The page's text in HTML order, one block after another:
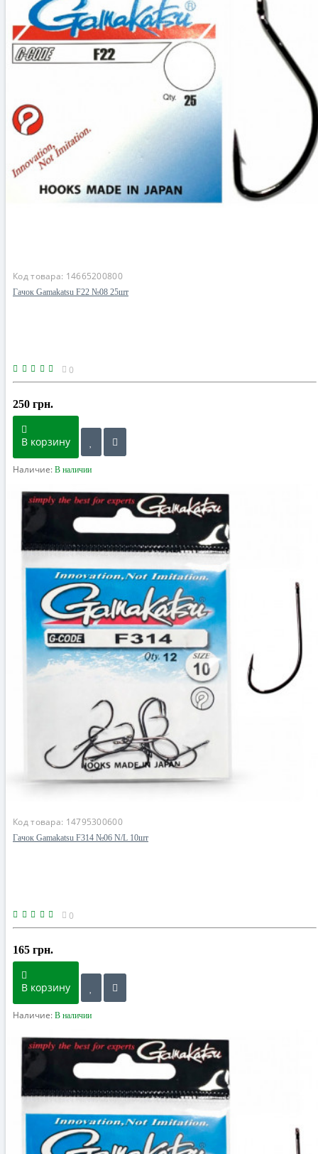
Код товара: 14665200800
Гачок Gamakatsu F22 №08 25шт
0
250 грн.
В корзину
Наличие: В наличии
Код товара: 14795300600
Гачок Gamakatsu F314 №06 N/L 10шт
0
165 грн.
В корзину
Наличие: В наличии